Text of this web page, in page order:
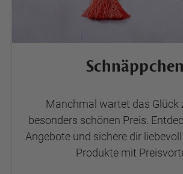
Schnäppchen
Manchmal wartet das Glück
besonders schönen Preis.
Angebote und sichere dir
Produkte mit